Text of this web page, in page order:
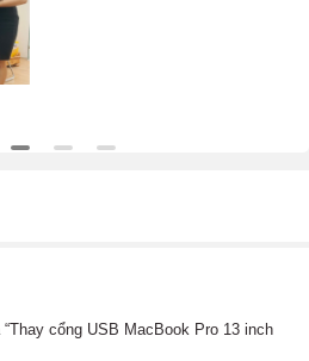
cổng USB MacBook Pro 13 inch